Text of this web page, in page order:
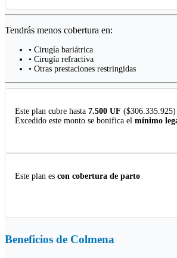
Tendrás menos cobertura en:
• Cirugía bariátrica
• Cirugía refractiva
• Otras prestaciones restringidas
Este plan cubre hasta 7.500 UF ($306.335.925)
Excedido este monto se bonifica el mínimo
Este plan es con cobertura de parto
Beneficios de Colmena